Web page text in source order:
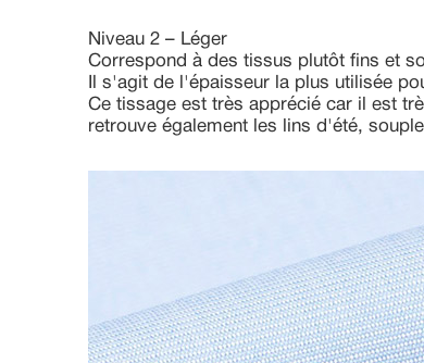
Niveau 2 – Léger
Correspond à des tissus plutôt fins et
Il s'agit de l'épaisseur la plus utilisée
Ce tissage est très apprécié car il est
retrouve également les lins d'été,